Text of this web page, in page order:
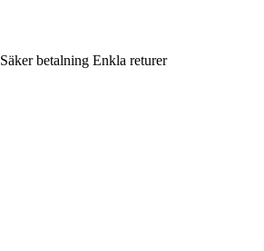
Säker betalning Enkla returer